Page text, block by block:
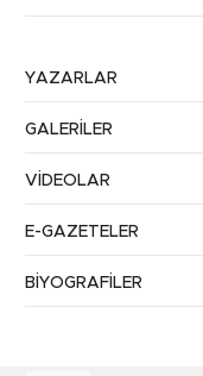
YAZARLAR
GALERİLER
VİDEOLAR
E-GAZETELER
BİYOGRAFİLER